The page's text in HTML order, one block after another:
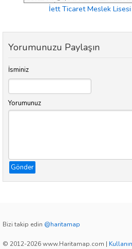
İett Ticaret Meslek Lisesi
Yorumunuzu Paylaşın
İsminiz
Yorumunuz
Gönder
Bizi takip edin @haritamap
© 2012-2026 www.Haritamap.com |